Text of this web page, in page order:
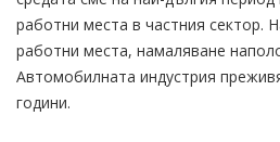
работни места в частния сектор.
работни места, намаляване
Автомобилната индустрия
години.